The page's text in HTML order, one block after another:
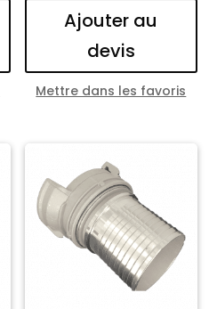
Ajouter au
devis
Mettre dans les favoris